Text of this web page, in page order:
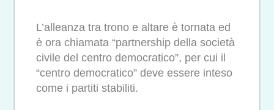
L’alleanza tra trono e altare è tornata ed
è ora chiamata “partnership della società
civile del centro democratico”, per cui il
“centro democratico” deve essere inteso
come i partiti stabiliti.